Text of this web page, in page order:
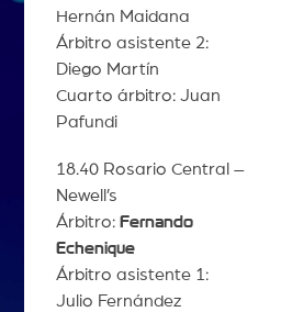
Hernán Maidana
Árbitro asistente 2:
Diego Martín
Cuarto árbitro: Juan
Pafundi
18.40 Rosario Central –
Newell’s
Árbitro: Fernando
Echenique
Árbitro asistente 1:
Julio Fernández